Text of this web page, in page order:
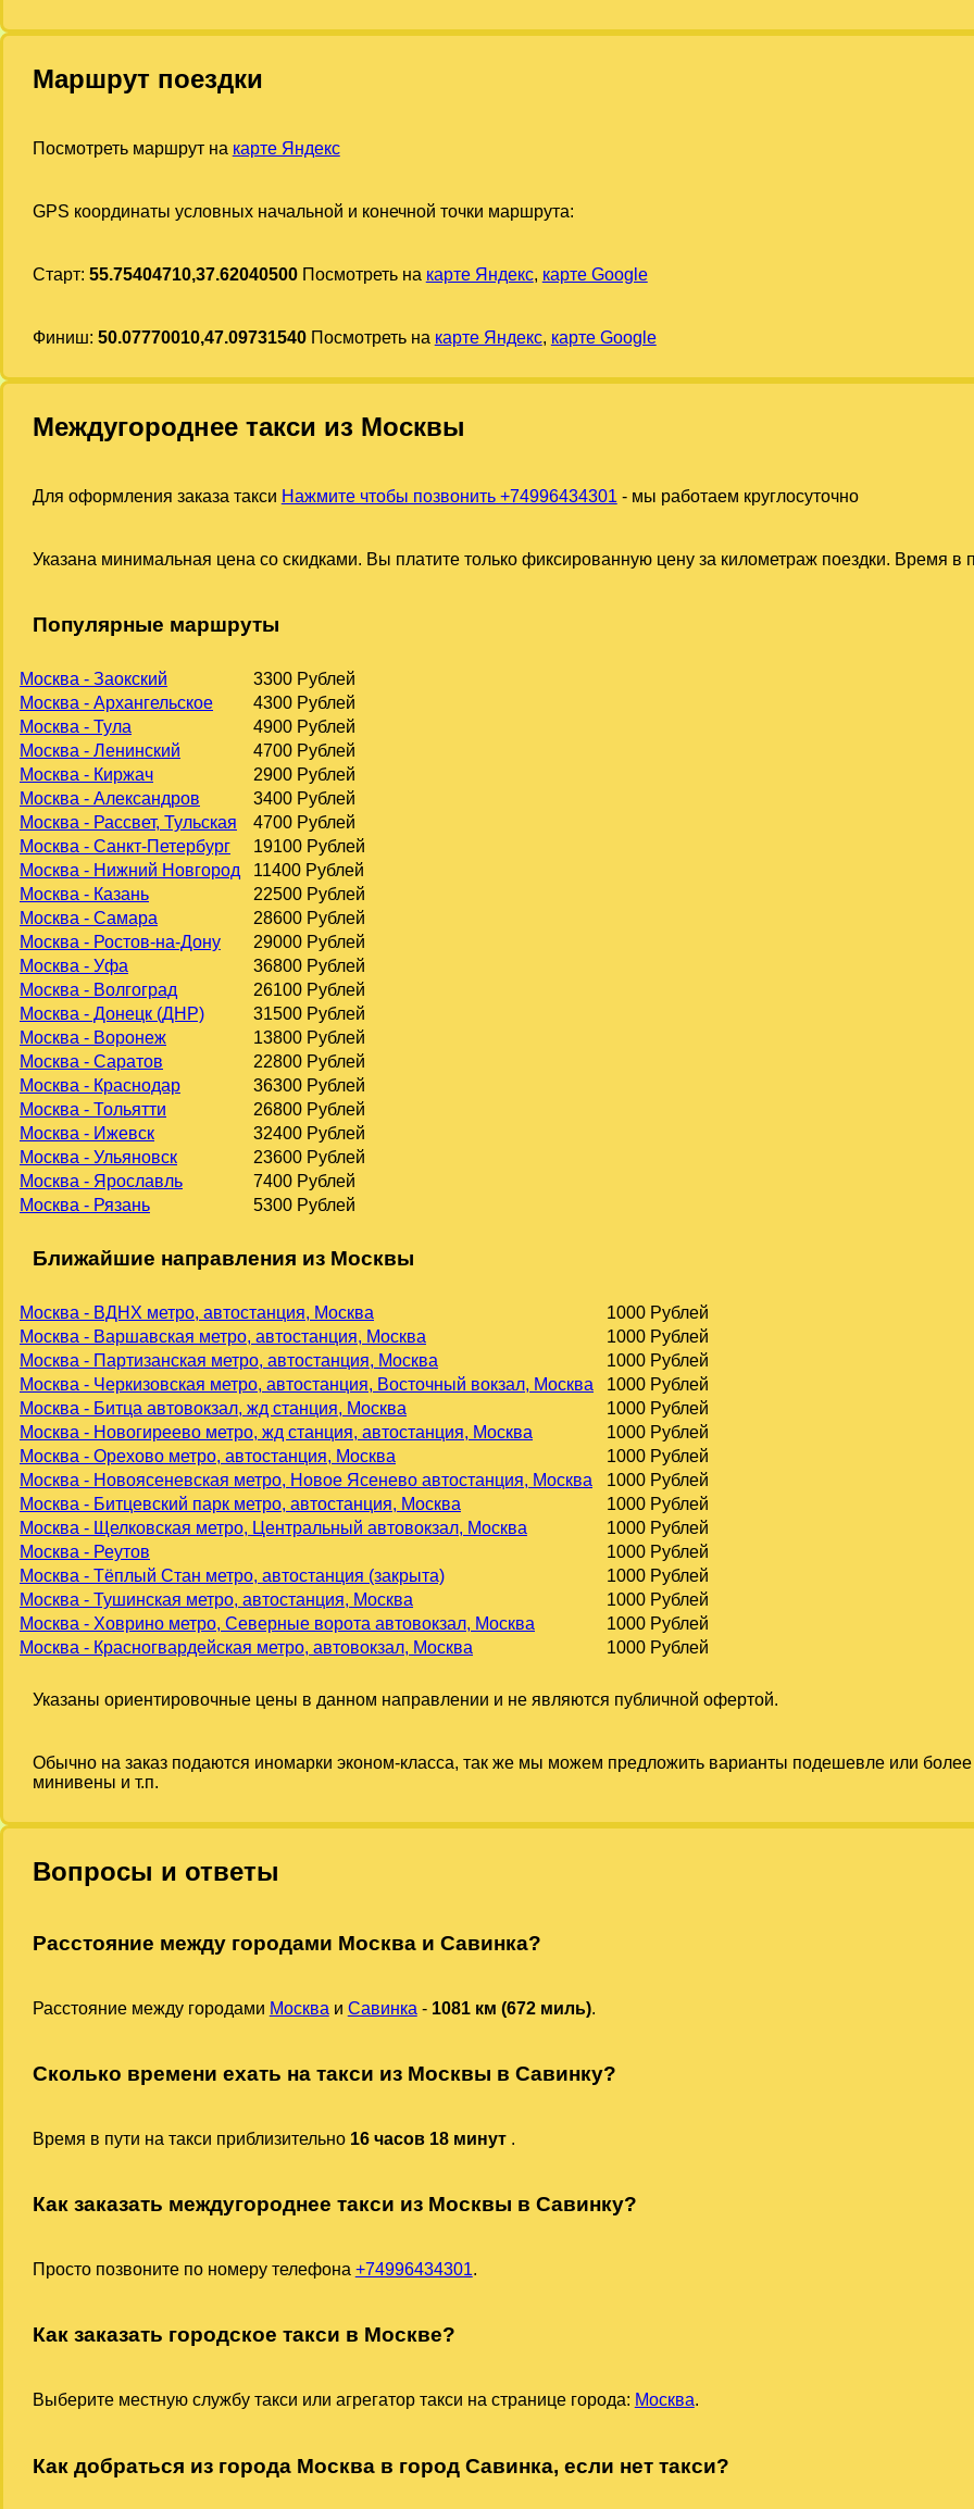
Маршрут поездки
Посмотреть маршрут на карте Яндекс
GPS координаты условных начальной и конечной точки маршрута:
Старт: 55.75404710,37.62040500Посмотреть на карте Яндекс, карте Google
Финиш: 50.07770010,47.09731540Посмотреть на карте Яндекс, карте Google
Междугороднее такси из Москвы
Для оформления заказа такси Нажмите чтобы позвонить +74996434301 - мы работаем круглосуточно
Указана минимальная цена со скидками. Вы платите только фиксированную цену за километраж поездки. Время в
Популярные маршруты
Москва - Заокский
3300 Рублей
Москва - Архангельское
4300 Рублей
Москва - Тула
4900 Рублей
Москва - Ленинский
4700 Рублей
Москва - Киржач
2900 Рублей
Москва - Александров
3400 Рублей
Москва - Рассвет, Тульская
4700 Рублей
Москва - Санкт-Петербург
19100 Рублей
Москва - Нижний Новгород
11400 Рублей
Москва - Казань
22500 Рублей
Москва - Самара
28600 Рублей
Москва - Ростов-на-Дону
29000 Рублей
Москва - Уфа
36800 Рублей
Москва - Волгоград
26100 Рублей
Москва - Донецк (ДНР)
31500 Рублей
Москва - Воронеж
13800 Рублей
Москва - Саратов
22800 Рублей
Москва - Краснодар
36300 Рублей
Москва - Тольятти
26800 Рублей
Москва - Ижевск
32400 Рублей
Москва - Ульяновск
23600 Рублей
Москва - Ярославль
7400 Рублей
Москва - Рязань
5300 Рублей
Ближайшие направления из Москвы
Москва - ВДНХ метро, автостанция, Москва
1000 Рублей
Москва - Варшавская метро, автостанция, Москва
1000 Рублей
Москва - Партизанская метро, автостанция, Москва
1000 Рублей
Москва - Черкизовская метро, автостанция, Восточный вокзал, Москва
1000 Рублей
Москва - Битца автовокзал, жд станция, Москва
1000 Рублей
Москва - Новогиреево метро, жд станция, автостанция, Москва
1000 Рублей
Москва - Орехово метро, автостанция, Москва
1000 Рублей
Москва - Новоясеневская метро, Новое Ясенево автостанция, Москва
1000 Рублей
Москва - Битцевский парк метро, автостанция, Москва
1000 Рублей
Москва - Щелковская метро, Центральный автовокзал, Москва
1000 Рублей
Москва - Реутов
1000 Рублей
Москва - Тёплый Стан метро, автостанция (закрыта)
1000 Рублей
Москва - Тушинская метро, автостанция, Москва
1000 Рублей
Москва - Ховрино метро, Северные ворота автовокзал, Москва
1000 Рублей
Москва - Красногвардейская метро, автовокзал, Москва
1000 Рублей
Указаны ориентировочные цены в данном направлении и не являются публичной офертой.
Обычно на заказ подаются иномарки эконом-класса, так же мы можем предложить варианты подешевле или
минивены и т.п.
Вопросы и ответы
Расстояние между городами Москва и Савинка?
Расстояние между городами Москва и Савинка - 1081 км (672 миль).
Сколько времени ехать на такси из Москвы в Савинку?
Время в пути на такси приблизительно 16 часов 18 минут .
Как заказать междугороднее такси из Москвы в Савинку?
Просто позвоните по номеру телефона +74996434301.
Как заказать городское такси в Москве?
Выберите местную службу такси или агрегатор такси на странице города: Москва.
Как добраться из города Москва в город Савинка, если нет такси?